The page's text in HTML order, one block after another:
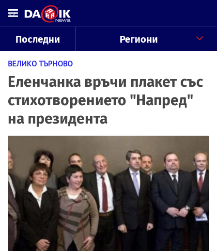
Последни Региони
ВЕЛИКО ТЪРНОВО
Еленчанка връчи плакет със
стихотворението "Напред"
на президента